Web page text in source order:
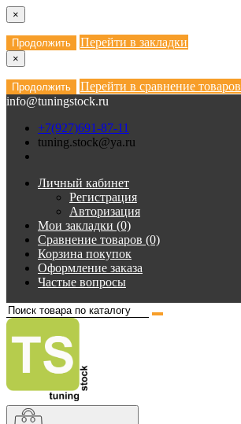
×
Продолжить Перейти в закладки
×
Продолжить
Перейти в сравнение товаров
info@tuningstock.ru
+7(927)691-87-11
tuning.stock@ya.ru
Личный кабинет
Регистрация
Авторизация
Мои закладки (0)
Сравнение товаров (0)
Корзина покупок
Оформление заказа
Частые вопросы